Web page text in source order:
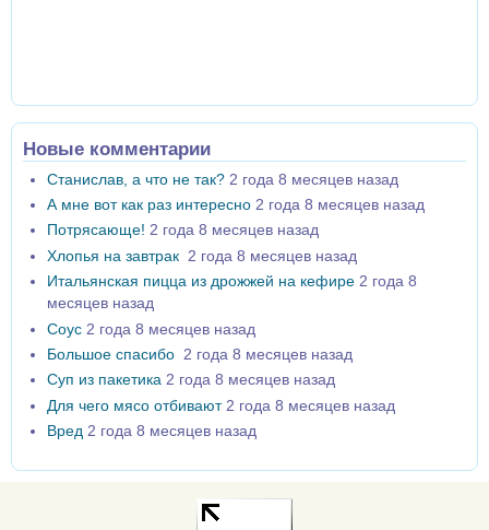
Новые комментарии
Станислав, а что не так? 2 года 8 месяцев назад
А мне вот как раз интересно 2 года 8 месяцев назад
Потрясающе! 2 года 8 месяцев назад
Хлопья на завтрак 2 года 8 месяцев назад
Итальянская пицца из дрожжей на кефире 2 года 8
месяцев назад
Соус 2 года 8 месяцев назад
Большое спасибо 2 года 8 месяцев назад
Суп из пакетика 2 года 8 месяцев назад
Для чего мясо отбивают 2 года 8 месяцев назад
Вред 2 года 8 месяцев назад